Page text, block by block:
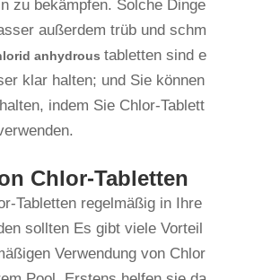
zu bekämpfen. Solche Dinge
außerdem trüb und schm
anhydrous tabletten sind e
klar halten; und Sie können
indem Sie Chlor-Tablett
Chlor-Tabletten
Tabletten regelmäßig in Ihre
sollten Es gibt viele Vorteil
Verwendung von Chlor